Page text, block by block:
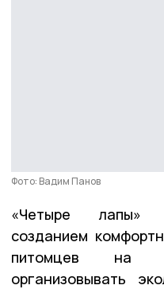
Фото: Вадим Панов
«Четыре лапы»
созданием
питомцев на
организовывать